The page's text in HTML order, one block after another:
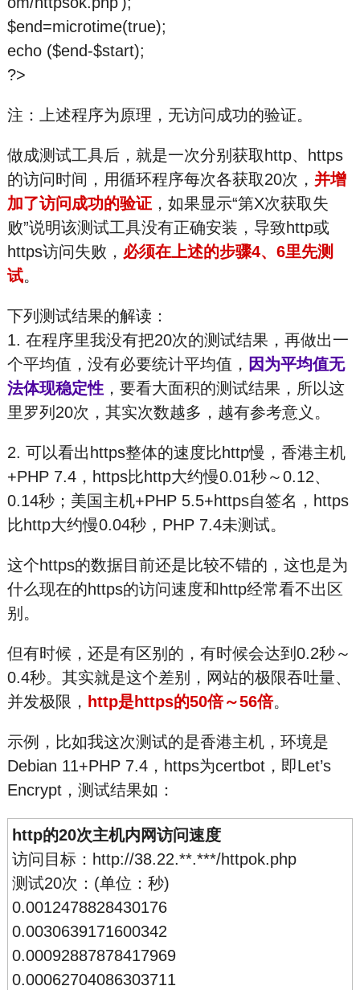
$end=microtime(true);
echo ($end-$start);
?>
注：上述程序为原理，无访问成功的验证。
做成测试工具后，就是一次分别获取http、https
的访问时间，用循环程序每次各获取20次， 并增
加了访问成功的验证，如果显示“第X次获取失
败”说明该测试工具没有正确安装，导致http或
https访问失败， 必须在上述的步骤4、6里先测
试。
下列测试结果的解读：
1. 在程序里我没有把20次的测试结果，再做出一
个平均值，没有必要统计平均值， 因为平均值无
法体现稳定性，要看大面积的测试结果，所以这
里罗列20次，其实次数越多，越有参考意义。
2. 可以看出https整体的速度比http慢，香港主机
+PHP 7.4，https比http大约慢0.01秒～0.12、
0.14秒；美国主机+PHP 5.5+https自签名，https
比http大约慢0.04秒，PHP 7.4未测试。
这个https的数据目前还是比较不错的，这也是为
什么现在的https的访问速度和http经常看不出区
别。
但有时候，还是有区别的，有时候会达到0.2秒～
0.4秒。其实就是这个差别，网站的极限吞吐量、
并发极限， http是https的50倍～56倍。
示例，比如我这次测试的是香港主机，环境是
Debian 11+PHP 7.4，https为certbot，即Let’s
Encrypt，测试结果如：
http的20次主机内网访问速度
访问目标：http://38.22.**.***/httpok.php
测试20次：(单位：秒)
0.0012478828430176
0.0030639171600342
0.00092887878417969
0.00062704086303711